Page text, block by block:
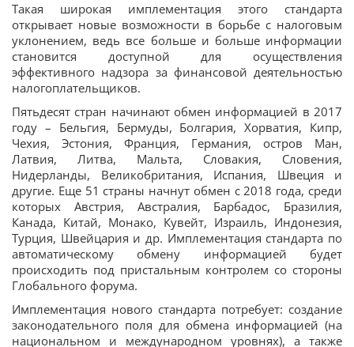
Такая широкая имплементация этого стандарта
открывает новые возможности в борьбе с налоговым
уклонением, ведь все больше и больше информации
становится доступной для осуществления
эффективного надзора за финансовой деятельностью
налогоплательщиков.
Пятьдесят стран начинают обмен информацией в 2017
году – Бельгия, Бермуды, Болгария, Хорватия, Кипр,
Чехия, Эстония, Франция, Германия, остров Ман,
Латвия, Литва, Мальта, Словакия, Словения,
Нидерланды, Великобритания, Испания, Швеция и
другие. Еще 51 страны начнут обмен с 2018 года, среди
которых Австрия, Австралия, Барбадос, Бразилия,
Канада, Китай, Монако, Кувейт, Израиль, Индонезия,
Турция, Швейцария и др. Имплементация стандарта по
автоматическому обмену информацией будет
происходить под пристальным контролем со стороны
Глобального форума.
Имплементация нового стандарта потребует: создание
законодательного поля для обмена информацией (на
национальном и международном уровнях), а также